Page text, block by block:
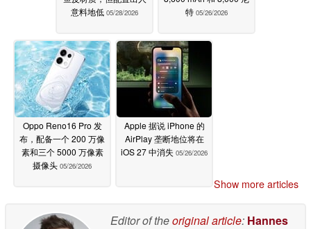
意料地低 05/28/2026
特 05/26/2026
Oppo Reno16 Pro 发
布，配备一个 200 万像
素和三个 5000 万像素
摄像头 05/26/2026
Apple 据说 iPhone 的
AirPlay 垄断地位将在
iOS 27 中消失 05/26/2026
Show more articles
Editor of theoriginal article: Hannes